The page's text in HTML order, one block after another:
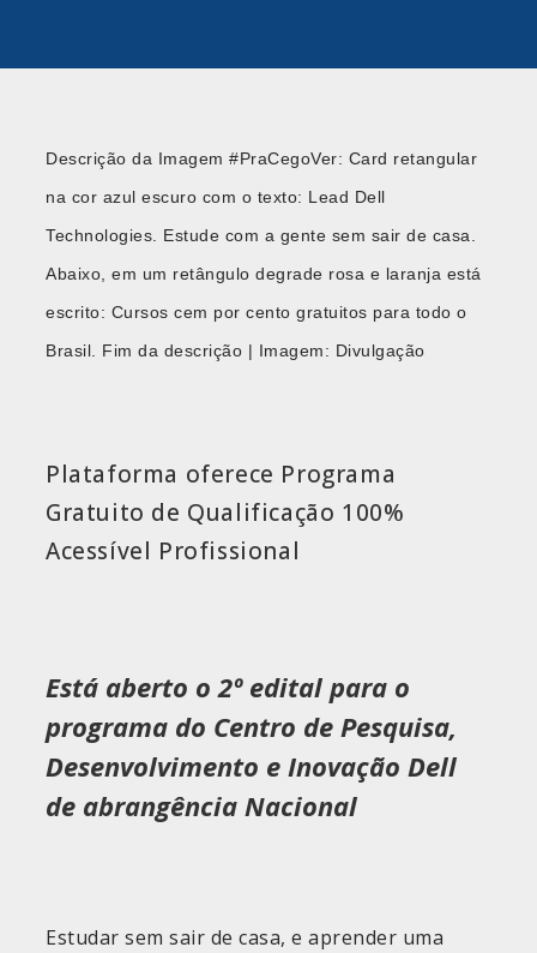
Descrição da Imagem #PraCegoVer: Card retangular
na cor azul escuro com o texto: Lead Dell
Technologies. Estude com a gente sem sair de casa.
Abaixo, em um retângulo degrade rosa e laranja está
escrito: Cursos cem por cento gratuitos para todo o
Brasil. Fim da descrição | Imagem: Divulgação
Plataforma oferece Programa
Gratuito de Qualificação 100%
Acessível Profissional
Está aberto o 2º edital para o
programa do Centro de Pesquisa,
Desenvolvimento e Inovação Dell
de abrangência Nacional
Estudar sem sair de casa, e aprender uma